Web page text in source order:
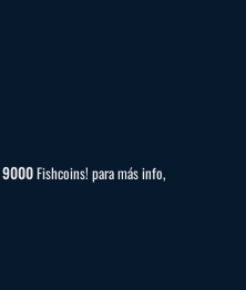
9000Fishcoins! para más info,